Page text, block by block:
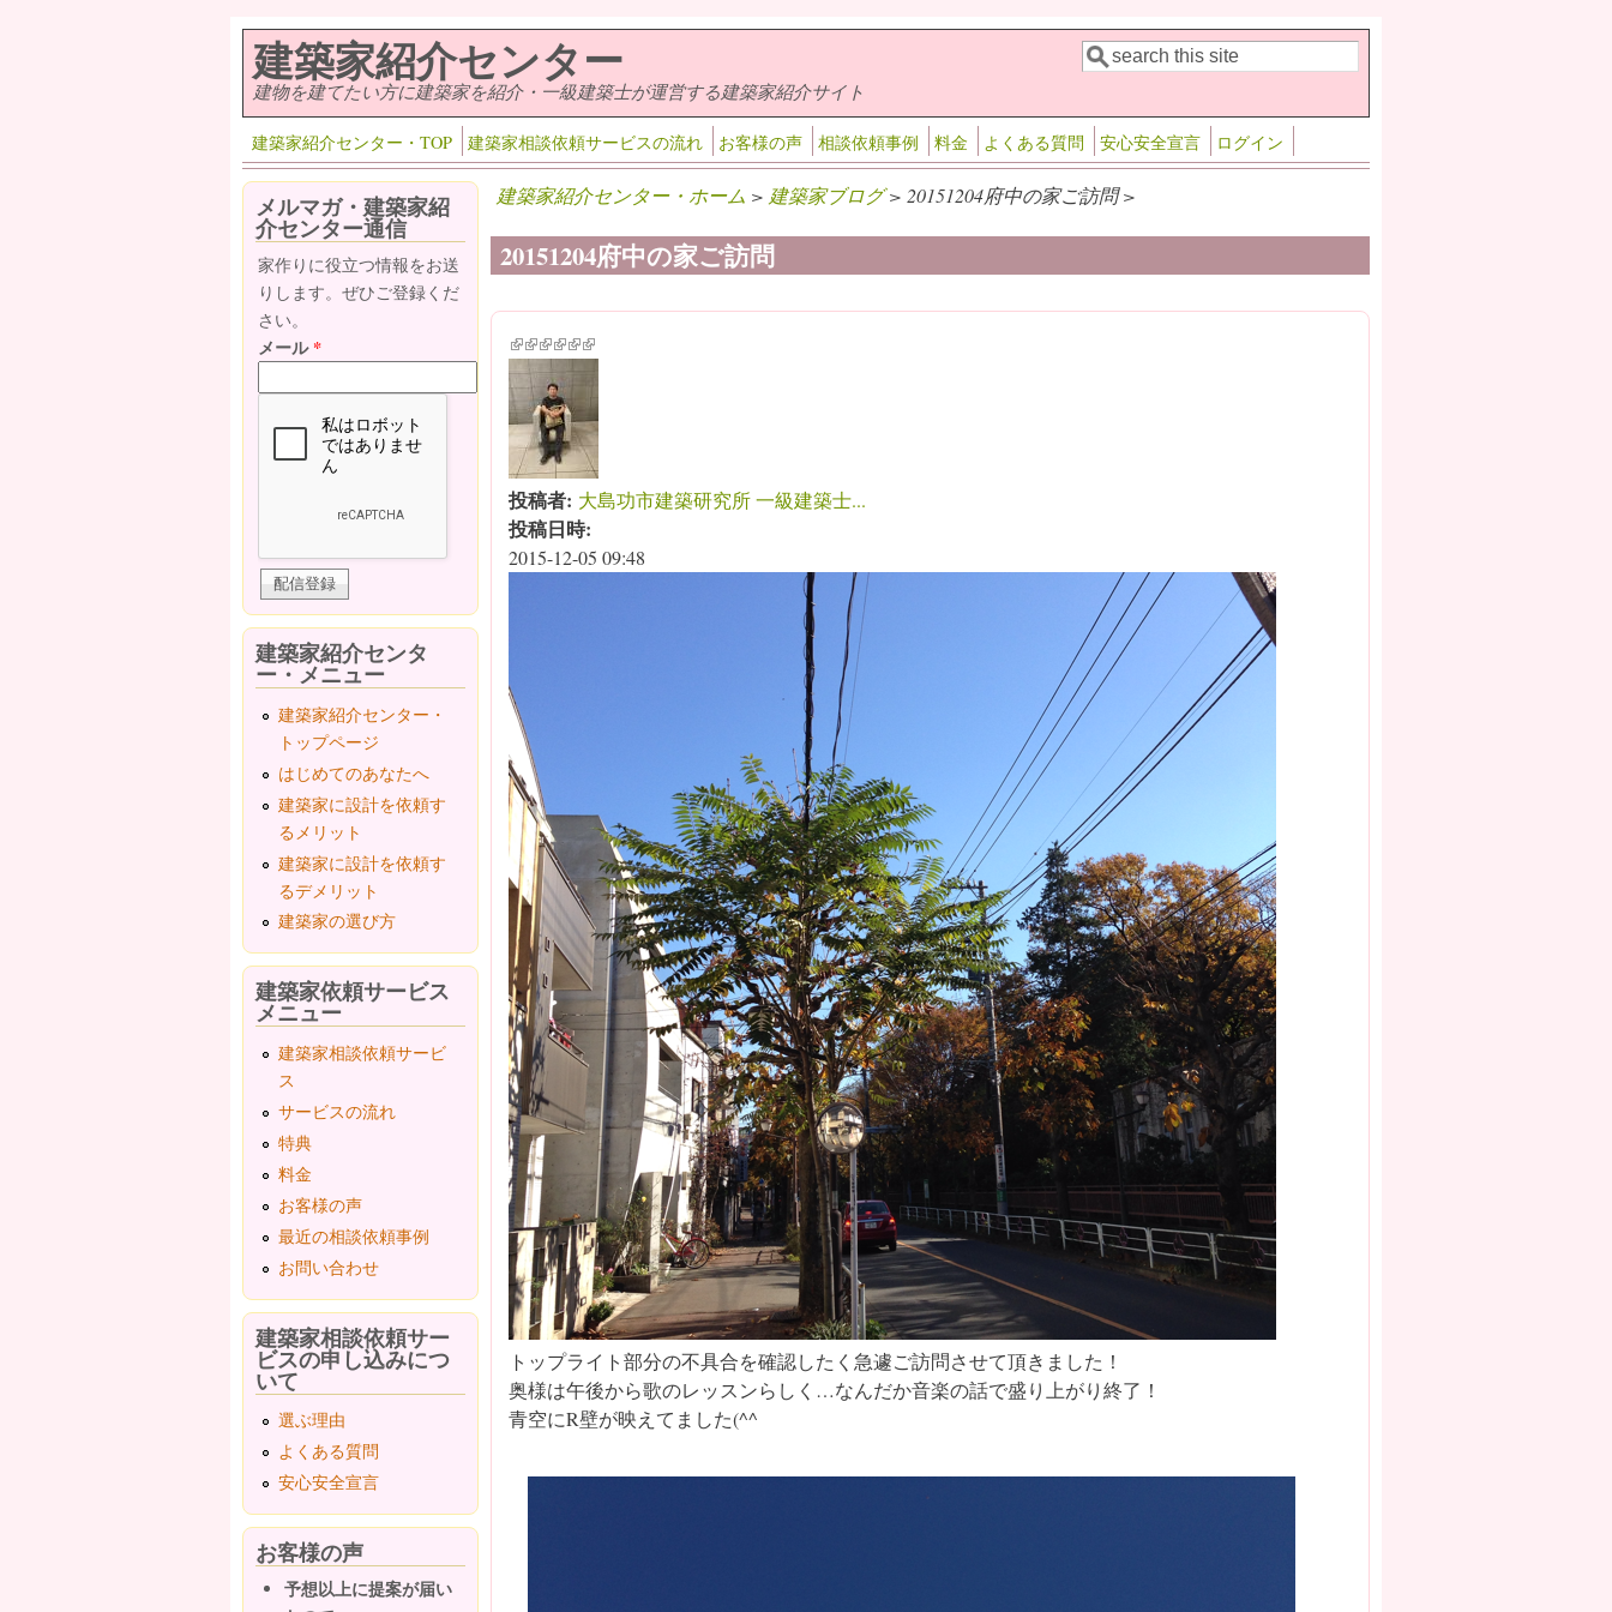
建築家紹介センター
建物を建てたい方に建築家を紹介・一級建築士が運営する建築家紹介サイト 検索フォーム
検索
建築家紹介センター・TOP 建築家相談依頼サービスの流れ お客様の声 相談依頼事例 料金 よくある質問 安心安全宣言 ログイン
建築家紹介センター・ホーム > 建築家ブログ> 20151204府中の家ご訪問 >
20151204府中の家ご訪問
(link is external)
(link is external)
(link is external)
(link is external)
(link is external)
(link is external)
投稿者: 大島功市建築研究所 一級建築士...
投稿日時:
2015-12-05 09:48
トップライト部分の不具合を確認したく急遽ご訪問させて頂きました！
奥様は午後から歌のレッスンらしく…なんだか音楽の話で盛り上がり終了！
青空にR壁が映えてました(^^ゞ
メルマガ・建築家紹
介センター通信
家作りに役立つ情報をお送
りします。ぜひご登録くだ
さい。
メール*
建築家紹介センタ
ー・メニュー
建築家紹介センター・
トップページ
はじめてのあなたへ
建築家に設計を依頼す
るメリット
建築家に設計を依頼す
るデメリット
建築家の選び方
建築家依頼サービス
メニュー
建築家相談依頼サービ
ス
サービスの流れ
特典
料金
お客様の声
最近の相談依頼事例
お問い合わせ
建築家相談依頼サー
ビスの申し込みにつ
いて
選ぶ理由
よくある質問
安心安全宣言
お客様の声
予想以上に提案が届い